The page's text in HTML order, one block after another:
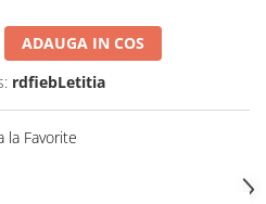
ADAUGA IN COS
rdfiebLetitia
la Favorite